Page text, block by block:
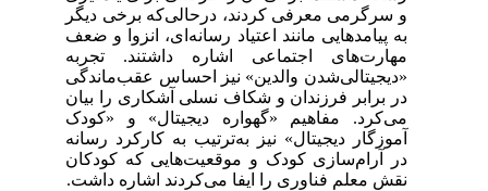
و سرگرمی معرفی کردند، درحالی‌که برخی دیگر
به پیامدهایی مانند اعتیاد رسانه‌ای، انزوا و ضعف
مهارت‌های اجتماعی اشاره داشتند. تجربه
«دیجیتالی‌شدن والدین» نیز احساس عقب‌ماندگی
در برابر فرزندان و شکاف نسلی آشکاری را بیان
می‌کرد. مفاهیم «گهواره دیجیتال» و «کودک
آموزگار دیجیتال» نیز به‌ترتیب به کارکرد رسانه
در آرام‌سازی کودک و موقعیت‌هایی که کودکان
نقش معلم فناوری را ایفا می‌کردند اشاره داشت.